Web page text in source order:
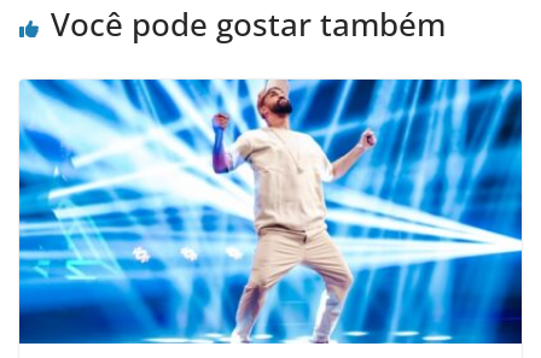
Você pode gostar também